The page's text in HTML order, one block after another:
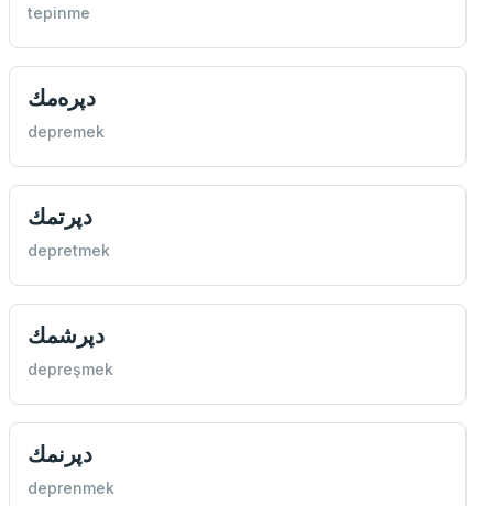
tepinme
دپره‌مك
depremek
دپرتمك
depretmek
دپرشمك
depreşmek
دپرنمك
deprenmek